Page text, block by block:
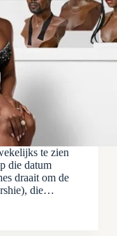
te zien
die datum
draait om de
die…